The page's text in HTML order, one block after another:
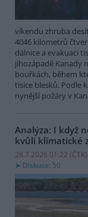
víkendu zhruba
4046 kilometrů
dálnice a evakuaci
jihozápadě Kanady
bouřkách, během
tisíce blesků. Podle
nynější požáry v
Analýza: I když
kvůli klimatické
28.7.2026 01:22 (ČTK)
Diskuse: 50